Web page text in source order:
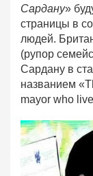
Сардану»
страницы в
людей.
(рупор
Сардану в
названием
mayor who